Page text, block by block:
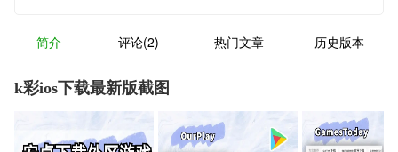
简介 评论(2) 热门文章 历史版本
k彩ios下载最新版截图